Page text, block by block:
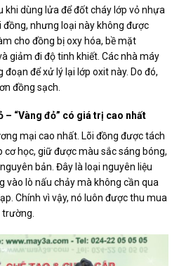
khi dùng lửa để đốt cháy lớp vỏ nhựa
đồng, nhưng loại này không được
cho đồng bị oxy hóa, bề mặt
giảm đi độ tinh khiết. Các nhà máy
để xử lý lại lớp oxit này. Do đó,
đồng sạch.
– “Vàng đỏ” có giá trị cao nhất
mại cao nhất. Lõi đồng được tách
học, giữ được màu sắc sáng bóng,
bản. Đây là loại nguyên liệu
vào lò nấu chảy mà không cần qua
Chính vì vậy, nó luôn được thu mua
trường.